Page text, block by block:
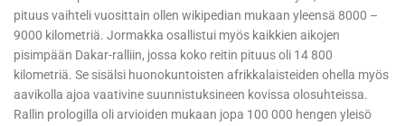
pituus vaihteli vuosittain ollen wikipedian mukaan yleensä 8000 –
9000 kilometriä. Jormakka osallistui myös kaikkien aikojen
pisimpään Dakar-ralliin, jossa koko reitin pituus oli 14 800
kilometriä. Se sisälsi huonokuntoisten afrikkalaisteiden ohella myös
aavikolla ajoa vaativine suunnistuksineen kovissa olosuhteissa.
Rallin prologilla oli arvioiden mukaan jopa 100 000 hengen yleisö